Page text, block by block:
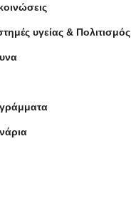
υγείας & Πολιτισμός